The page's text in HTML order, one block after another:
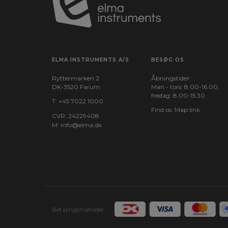
ELMA INSTRUMENTS A/S
Ryttermarken 2
DK-3520 Farum
T: +45 7022 1000
CVR: 24229408
M: info@elma.dk
BESØG OS
Åbningstider:
Man - tors: 8.00-16.00,
fredag: 8.00-15.30
Find os: Map link
Betalingsmetoder